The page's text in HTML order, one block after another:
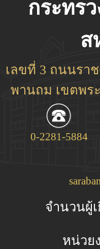
กระทร
ส
เลขที่ 3 ถนนรา
พานถม เขตพร
0-2281-5884
จำนวนผู้
หน่วย